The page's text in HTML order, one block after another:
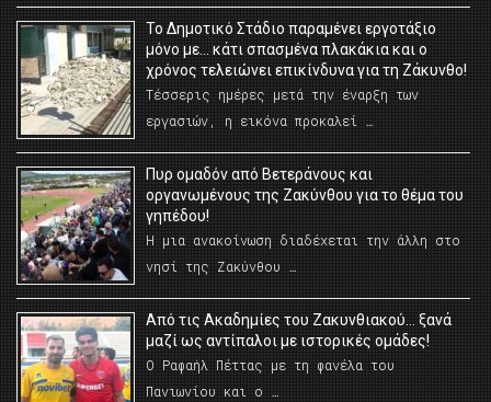
Το Δημοτικό Στάδιο παραμένει εργοτάξιο
μόνο με… κάτι σπασμένα πλακάκια και ο
χρόνος τελειώνει επικίνδυνα για τη Ζάκυνθο!
Τέσσερις ημέρες μετά την έναρξη των
εργασιών, η εικόνα προκαλεί …
Πυρ ομαδόν από Βετεράνους και
οργανωμένους της Ζακύνθου για το θέμα του
γηπέδου!
Η μια ανακοίνωση διαδέχεται την άλλη στο
νησί της Ζακύνθου …
Από τις Ακαδημίες του Ζακυνθιακού… ξανά
μαζί ως αντίπαλοι με ιστορικές ομάδες!
Ο Ραφαήλ Πέττας με τη φανέλα του
Πανιωνίου και ο …